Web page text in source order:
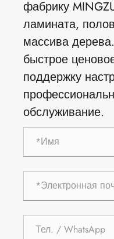
фабрику
ламината,
массива
быстрое
поддержку
обслуживание.